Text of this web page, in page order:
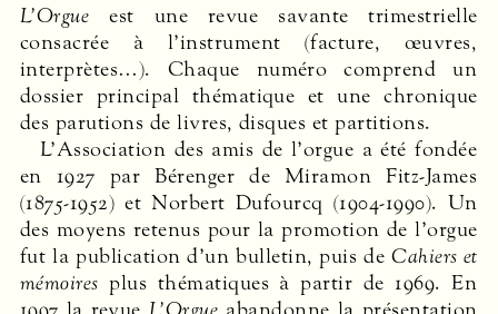
L’Orgue est une revue savante trimestrielle
consacrée à l’instrument (facture, œuvres,
interprètes…). Chaque numéro comprend un
dossier principal thématique et une chronique
des parutions de livres, disques et partitions.
L’Association des amis de l’orgue a été fondée
en 1927 par Bérenger de Miramon Fitz-James
(1875-1952) et Norbert Dufourcq (1904-1990). Un
des moyens retenus pour la promotion de l’orgue
fut la publication d’un bulletin, puis deCahiers et
mémoires plus thématiques à partir de 1969. En